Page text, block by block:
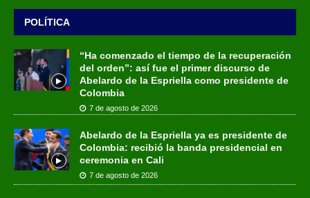
POLÍTICA
“Ha comenzado el tiempo de la recuperación
del orden”: así fue el primer discurso de
Abelardo de la Espriella como presidente de
Colombia
7 de agosto de 2026
Abelardo de la Espriella ya es presidente de
Colombia: recibió la banda presidencial en
ceremonia en Cali
7 de agosto de 2026